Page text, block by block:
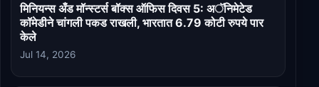
मिनियन्स अँड मॉन्स्टर्स बॉक्स ऑफिस दिवस 5: अॅनिमेटेड
कॉमेडीने चांगली पकड राखली, भारतात 6.79 कोटी रुपये पार
केले
Jul 14, 2026